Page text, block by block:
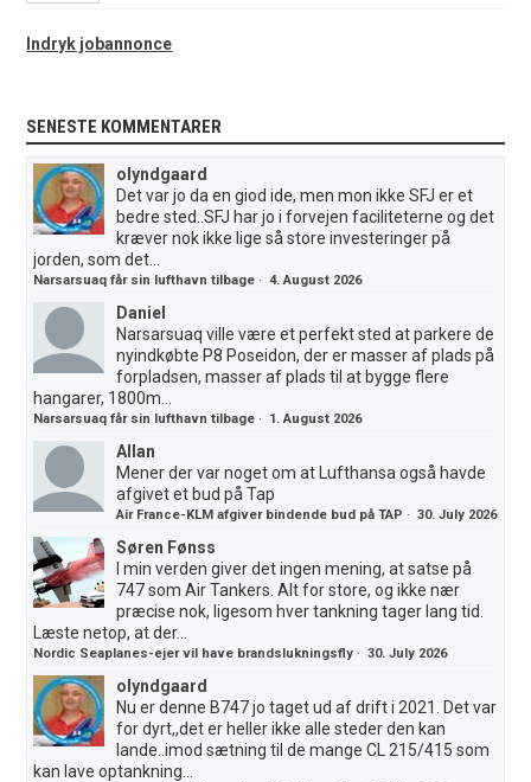
Indryk jobannonce
SENESTE KOMMENTARER
olyndgaard
Det var jo da en giod ide, men mon ikke SFJ er et
bedre sted..SFJ har jo i forvejen faciliteterne og det
kræver nok ikke lige så store investeringer på
jorden, som det...
Narsarsuaq får sin lufthavn tilbage ·4. August 2026
Daniel
Narsarsuaq ville være et perfekt sted at parkere de
nyindkøbte P8 Poseidon, der er masser af plads på
forpladsen, masser af plads til at bygge flere
hangarer, 1800m...
Narsarsuaq får sin lufthavn tilbage · 1. August 2026
Allan
Mener der var noget om at Lufthansa også havde
afgivet et bud på Tap
Air France-KLM afgiver bindende bud på TAP ·30. July 2026
Søren Fønss
I min verden giver det ingen mening, at satse på
747 som Air Tankers. Alt for store, og ikke nær
præcise nok, ligesom hver tankning tager lang tid.
Læste netop, at der...
Nordic Seaplanes-ejer vil have brandslukningsfly ·30. July 2026
olyndgaard
Nu er denne B747 jo taget ud af drift i 2021. Det var
for dyrt,,det er heller ikke alle steder den kan
lande..imod sætning til de mange CL 215/415 som
kan lave optankning...